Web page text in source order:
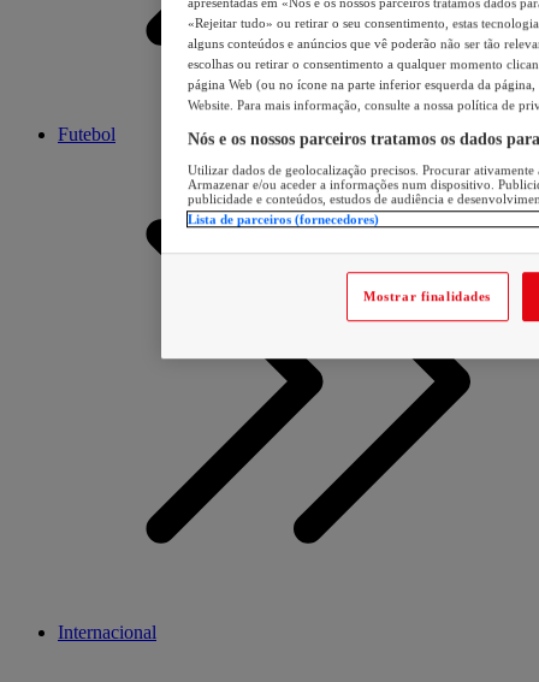
Futebol
Internacional
apresentadas em «Nós e os nossos parceiros tratamos dados
«Rejeitar tudo» ou retirar o seu consentimento, estas
alguns conteúdos e anúncios que vê poderão não ser tão
escolhas ou retirar o consentimento a qualquer momento
página Web (ou no ícone na parte inferior esquerda da página,
Website. Para mais informação, consulte a nossa política de
Nós e os nossos parceiros tratamos os dados
Utilizar dados de geolocalização precisos. Procurar
Armazenar e/ou aceder a informações num dispositivo.
publicidade e conteúdos, estudos de audiência e
Lista de parceiros (fornecedores)
Mostrar finalidades